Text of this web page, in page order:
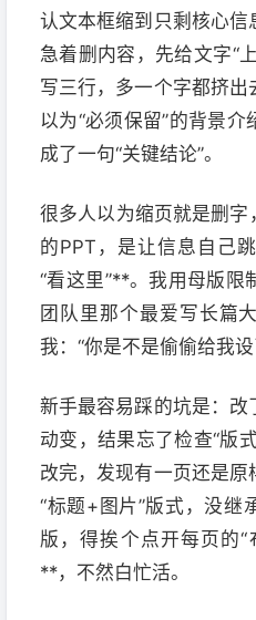
认文本框缩到只剩核心信
急着删内容，先给文字“
写三行，多一个字都挤
以为“必须保留”的背景
成了一句“关键结论”。
很多人以为缩页就是删
的PPT，是让信息自己
“看这里”**。我用母版限
团队里那个最爱写长篇
我：“你是不是偷偷给我
新手最容易踩的坑是：改
动变，结果忘了检查“版
改完，发现有一页还是
“标题+图片”版式，没继
版，得挨个点开每页的
**，不然白忙活。